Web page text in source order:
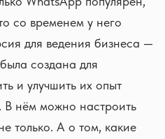
со временем у него
для ведения бизнеса —
создана для
и улучшить их опыт
нём можно настроить
только. А о том, какие